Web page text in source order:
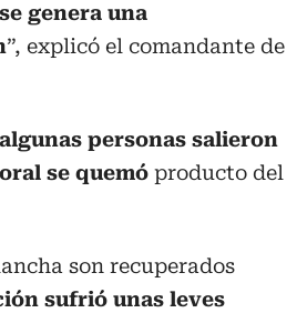
genera una
”, explicó el comandante de
personas salieron
se quemó producto del
son recuperados
sufrió unas leves